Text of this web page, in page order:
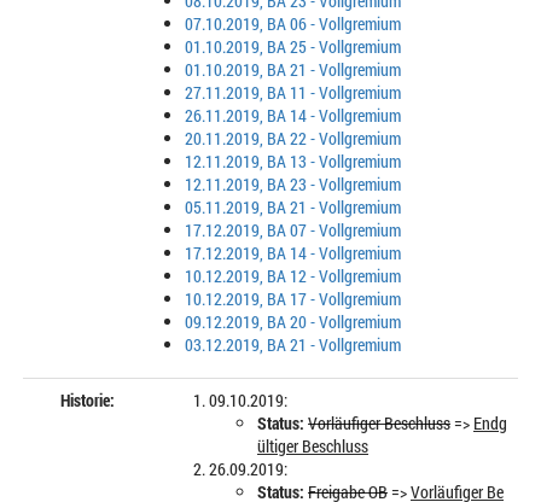
07.10.2019, BA 06 - Vollgremium
01.10.2019, BA 25 - Vollgremium
01.10.2019, BA 21 - Vollgremium
27.11.2019, BA 11 - Vollgremium
26.11.2019, BA 14 - Vollgremium
20.11.2019, BA 22 - Vollgremium
12.11.2019, BA 13 - Vollgremium
12.11.2019, BA 23 - Vollgremium
05.11.2019, BA 21 - Vollgremium
17.12.2019, BA 07 - Vollgremium
17.12.2019, BA 14 - Vollgremium
10.12.2019, BA 12 - Vollgremium
10.12.2019, BA 17 - Vollgremium
09.12.2019, BA 20 - Vollgremium
03.12.2019, BA 21 - Vollgremium
Historie:
09.10.2019:
Status: Vorläufiger Beschluss=> Endg
ültiger Beschluss
26.09.2019:
Status: Freigabe OB=>Vorläufiger Be